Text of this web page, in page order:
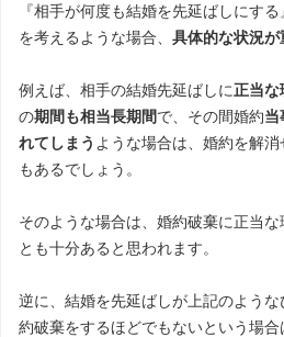
『相手が何度も結婚を先延ばしにす
を考えるような場合、 具体的な状況
例えば、相手の結婚先延ばしに正当な
の期間も相当長期間で、その間婚約当
れてしまう ような場合は、婚約を解
もあるでしょう。
そのような場合は、婚約破棄に正当
とも十分あると思われます。
逆に、結婚を先延ばしが上記のよう
約破棄をするほどでもないという場合